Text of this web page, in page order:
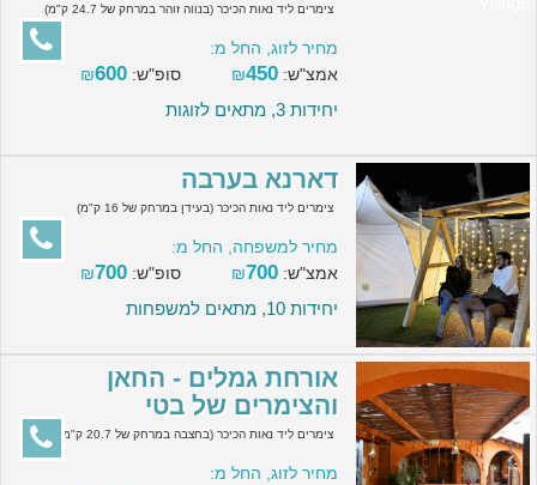
צימרים ליד נאות הכיכר (בנווה זוהר במרחק של 24.7 ק"מ)
מחיר לזוג, החל מ:
אמצ"ש:
₪450 סופ"ש: ₪600
יחידות 3, מתאים לזוגות
דארנא בערבה
צימרים ליד נאות הכיכר (בעידן במרחק של 16 ק"מ)
מחיר למשפחה, החל מ:
אמצ"ש:
₪700 סופ"ש: ₪700
יחידות 10, מתאים למשפחות
אורחת גמלים - החאן
והצימרים של בטי
צימרים ליד נאות הכיכר (בחצבה במרחק של 20.7 ק"מ)
מחיר לזוג, החל מ: